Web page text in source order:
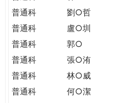
普通科
劉○哲
普通科
盧○圳
普通科
郭○
普通科
張○洧
普通科
林○威
普通科
何○潔